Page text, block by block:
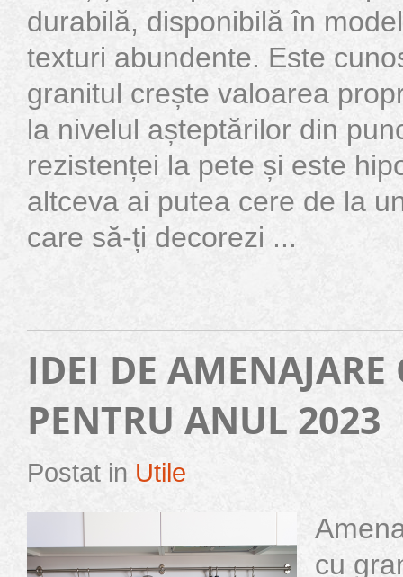
durabilă, disponibilă în
texturi abundente. Este
granitul crește valoarea
la nivelul așteptărilor din
rezistenței la pete și este
altceva ai putea cere de la
care să-ți decorezi ...
IDEI DE
PENTRU ANUL 2023
Postat in Utile
cu